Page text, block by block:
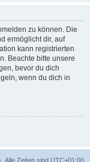
zu können. Die
ermöglicht dir, auf
kann registrierten
Beachte bitte unsere
bevor du dich
wenn du dich in
Alle Zeiten sind UTC+01:00